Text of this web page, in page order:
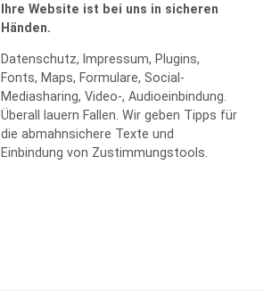
Ihre Website ist bei uns in sicheren
Händen.
Datenschutz, Impressum, Plugins,
Fonts, Maps, Formulare, Social-
Mediasharing, Video-, Audioeinbindung.
Überall lauern Fallen. Wir geben Tipps für
die abmahnsichere Texte und
Einbindung von Zustimmungstools.
WIDERRUF BESTÄTIGEN